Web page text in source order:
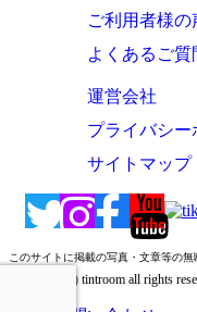
ご利用者様の
よくあるご質
運営会社
プライバシー
サイトマップ
このサイトに掲載の写真・文章等の
Copyright (c) tintroom all rights